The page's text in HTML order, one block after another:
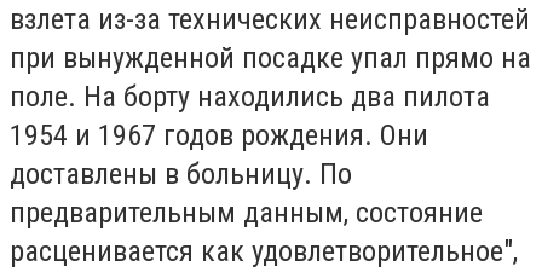
взлета из-за технических неисправностей
при вынужденной посадке упал прямо на
поле. На борту находились два пилота
1954 и 1967 годов рождения. Они
доставлены в больницу. По
предварительным данным, состояние
расценивается как удовлетворительное",